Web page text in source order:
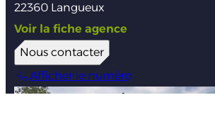
22360 Langueux
Voir la fiche agence
Nous contacter
Afficher le numéro